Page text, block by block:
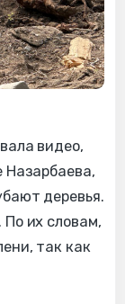
видео,
Назарбаева,
деревья.
их словам,
так как